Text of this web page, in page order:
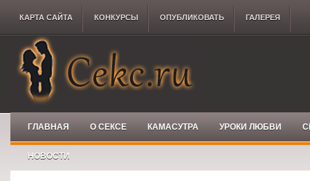
КАРТА САЙТА КОНКУРCЫ ОПУБЛИКОВАТЬ ГАЛЕРЕЯ
ГЛАВНАЯ О СЕКСЕ КАМАСУТРА УРОКИ ЛЮБВИ
НОВОСТИ